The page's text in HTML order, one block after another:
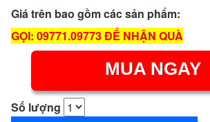
Giá trên bao gồm các sản phẩm:
GỌI: 09771.09773 ĐỂ NHẬN QUÀ
MUA NGAY
Số lượng